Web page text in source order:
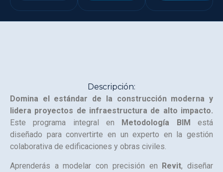
Descripción:
Domina el estándar de la construcción moderna y
lidera proyectos de infraestructura de alto impacto.
Este programa integral en
Metodología BIM
está
diseñado para convertirte en un experto en la gestión
colaborativa de edificaciones y obras civiles.
Aprenderás a modelar con precisión en Revit, diseñar